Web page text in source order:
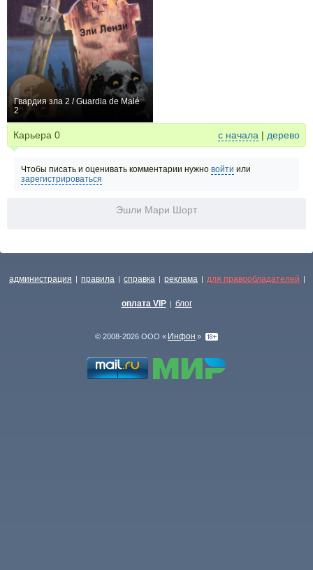
Гвардия зла 2 / Guardia de Malé
2
Карьера 0 с начала | дерево
Чтобы писать и оценивать комментарии нужно войти или
зарегистрироваться
Эшли Мари Шорт
администрация | правила | справка | реклама | для правообладателей |
оплата VIP | блог
© 2008-2026 ООО « Инфон »